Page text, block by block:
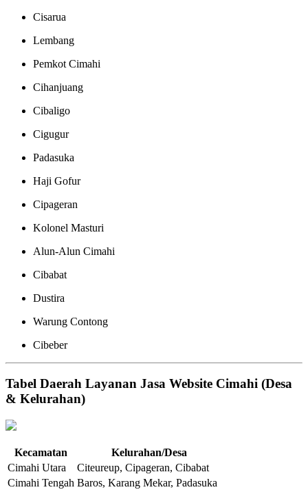
Cisarua
Lembang
Pemkot Cimahi
Cihanjuang
Cibaligo
Cigugur
Padasuka
Haji Gofur
Cipageran
Kolonel Masturi
Alun-Alun Cimahi
Cibabat
Dustira
Warung Contong
Cibeber
Tabel Daerah Layanan Jasa Website Cimahi (Desa
& Kelurahan)
Kecamatan
Kelurahan/Desa
Cimahi Utara
Citeureup, Cipageran, Cibabat
Cimahi Tengah Baros, Karang Mekar, Padasuka